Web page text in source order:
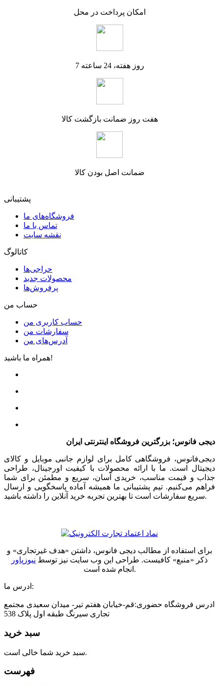
امکان پرداخت در محل
7 روز هفته، 24 ساعته
هفت روز ضمانت بازگشت کالا
ضمانت اصل بودن کالا
پشتیبانی
فروشگاه‌های ما
تماس با ما
نقشه سایت
کاتالوگ
حراجی‌ها
محصولات جدید
پرفروش‌ها
حساب من
حساب کاربری من
سفارشات من
آدرس‌های من
همراه ما باشید!
دیجی فانوس؛ بزرگترین فروشگاه اینترنتی ایران
دیجی‌فانوس، فروشگاهی کامل برای لوازم جانبی موبایل و کالای
دیجیتال است. ما با ارائه محصولات با کیفیت اورجینال، طراحی
جذاب و قیمت مناسب، خریدی آسان، سریع و مطمئن برای شما
فراهم می‌کنیم. تیم پشتیبانی ما همیشه آماده پاسخگویی و ارسال
سریع سفارشات است تا بهترین تجربه خرید آنلاین را داشته باشید.
برای استفاده از مطالب دیجی فانوس، داشتن «هدف غیرتجاری» و
ذکر «منبع» کافیست. طراحی این وب سایت نیز توسط نیوزپاور
انجام شده است.
ادرس ما:
ادرس فروشگاه حضوری:قم-خیابان هفتم تیر- میدان سعیدی مجتمع
تجاری سیرنگ طبقه اول پلاک 538
سبد خرید
سبد خرید شما خالی است.
فهرست